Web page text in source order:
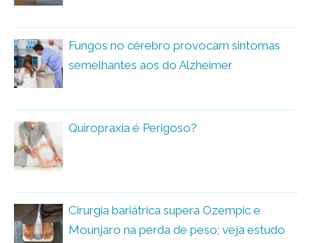
Fungos no cérebro provocam sintomas
semelhantes aos do Alzheimer
Quiropraxia é Perigoso?
Cirurgia bariátrica supera Ozempic e
Mounjaro na perda de peso; veja estudo